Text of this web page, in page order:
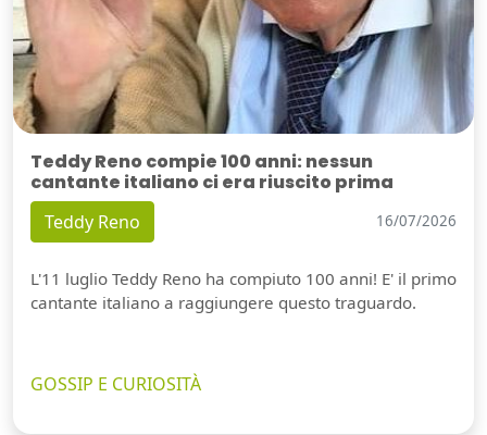
Teddy Reno compie 100 anni: nessun
cantante italiano ci era riuscito prima
Teddy Reno 16/07/2026
L'11 luglio Teddy Reno ha compiuto 100 anni! E' il primo
cantante italiano a raggiungere questo traguardo.
GOSSIP E CURIOSITÀ